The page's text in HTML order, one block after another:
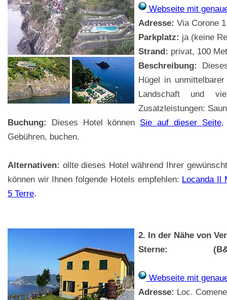
Webseite mit
Adresse: Via Corone
Parkplatz: ja (keine
Strand: privat, 100
Beschreibung:
Hügel in
Landschaft und
Zusatzleistungen:
Buchung:
Dieses Hotel können Sie auf dieser Seite,
Gebühren, buchen.
Alternativen: ollte dieses Hotel während Ihrer
können wir Ihnen folgende Hotels empfehlen: Locanda Il
5 Terre.
2. In der Nähe von
Sterne:
Webseite mit
Adresse: Loc.